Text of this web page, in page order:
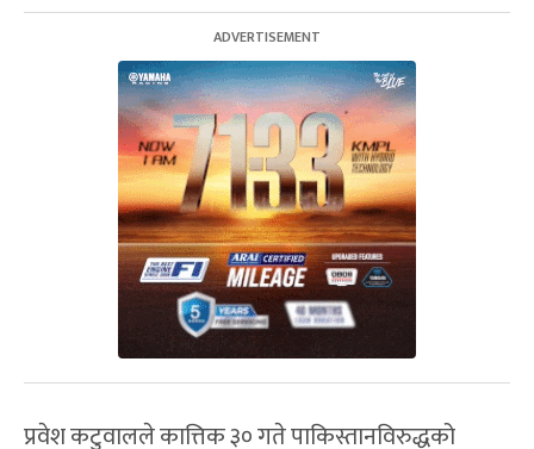
प्रवेश कटुवालले कात्तिक ३० गते पाकिस्तानविरुद्धको